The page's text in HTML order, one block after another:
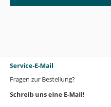
Service-E-Mail
Fragen zur Bestellung?
Schreib uns eine E-Mail!